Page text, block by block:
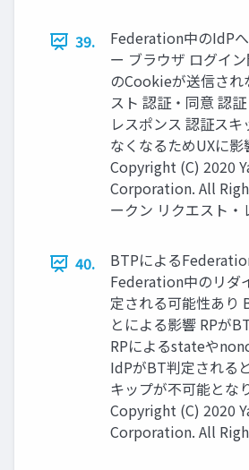
39.
Federation中のIdP
ー ブラウザ ログイ
のCookieが送信され
スト 認証・同意 認
レスポンス 認証ス
なくなるためUXに
Copyright (C) 2020
Corporation. All
ークン リクエスト・
40.
BTPによる
Federation中のリダ
定される可能性あり
とによる影響 RPが
RPによるstateや
IdPがBT判定される
キップが不可能とな
Copyright (C) 2020
Corporation. All